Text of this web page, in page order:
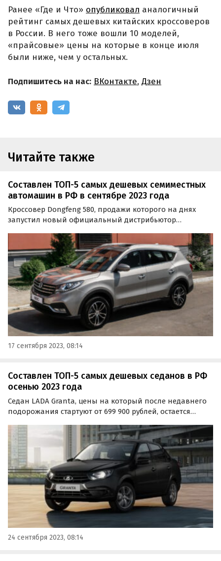
Ранее «Где и Что» опубликовал аналогичный
рейтинг самых дешевых китайских кроссоверов
в России. В него тоже вошли 10 моделей,
«прайсовые» цены на которые в конце июля
были ниже, чем у остальных.
Подпишитесь на нас: ВКонтакте, Дзен
Читайте также
Составлен ТОП-5 самых дешевых семиместных
автомашин в РФ в сентябре 2023 года
Кроссовер Dongfeng 580, продажи которого на днях
запустил новый официальный дистрибьютор
автомобилем в России по состоянию на середину
сентября 2023 года. Об этом сообщает портал
«Автоновости дня».
17 сентября 2023, 08:14
Составлен ТОП-5 самых дешевых седанов в РФ
осенью 2023 года
Седан LADA Granta, цены на который после недавнего
подорожания стартуют от 699 900 рублей, остается
кузова.
24 сентября 2023, 08:14